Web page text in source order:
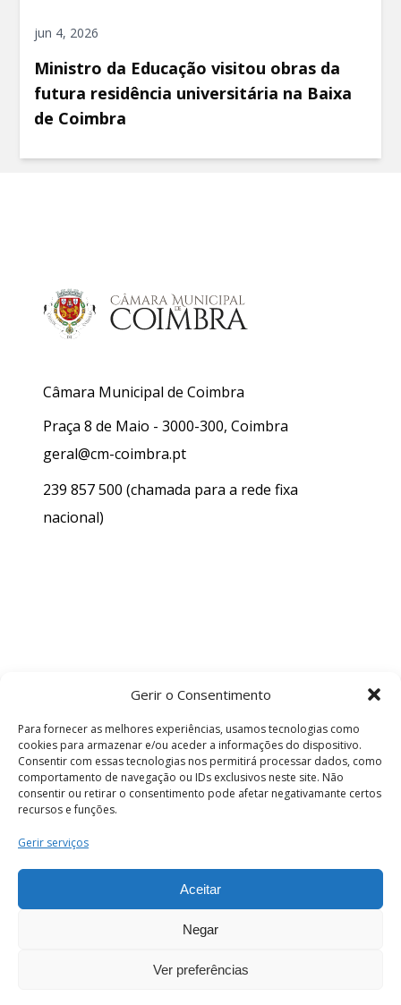
Gerir o Consentimento
Para fornecer as melhores experiências, usamos tecnologias como
cookies para armazenar e/ou aceder a informações do dispositivo.
Consentir com essas tecnologias nos permitirá processar dados, como
comportamento de navegação ou IDs exclusivos neste site. Não
consentir ou retirar o consentimento pode afetar negativamante certos
recursos e funções.
Gerir serviços
Aceitar
Negar
Ver preferências
jun 4, 2026
Ministro da Educação visitou obras da
futura residência universitária na Baixa
de Coimbra
Câmara Municipal de Coimbra
Praça 8 de Maio - 3000-300, Coimbra
geral@cm-coimbra.pt
239 857 500 (chamada para a rede fixa
nacional)
Termos e Condições
os direitos reservados.